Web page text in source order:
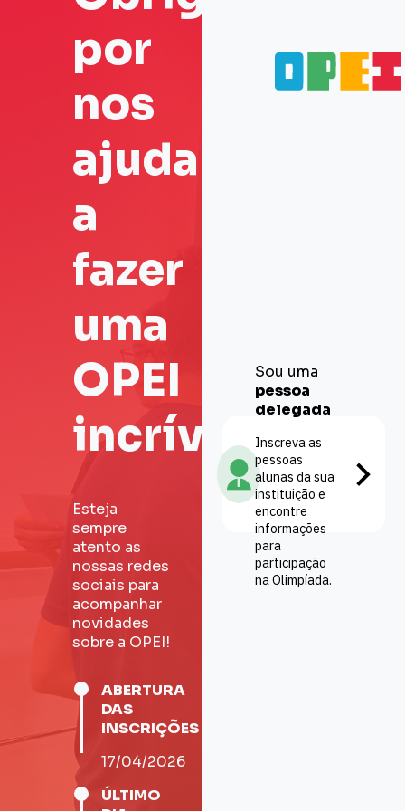
por
nos
ajudar
a
fazer
uma
OPEI
incrível!
Esteja
sempre
atento as
nossas redes
sociais para
acompanhar
novidades
sobre a OPEI!
ABERTURA
DAS
INSCRIÇÕES
17/04/2026
ÚLTIMO
Sou uma
pessoa
delegada
Inscreva as
pessoas
alunas da sua
instituição e
encontre
informações
para
participação
na Olimpíada.